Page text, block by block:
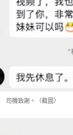
司機致謝。（截圖）